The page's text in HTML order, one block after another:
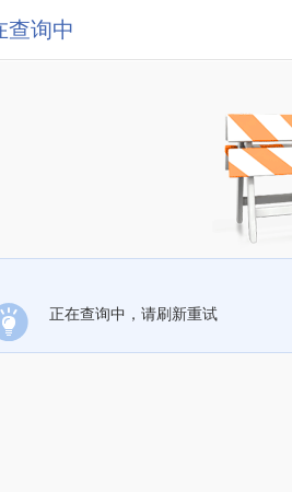
查询中
正在查询中，请刷新重试